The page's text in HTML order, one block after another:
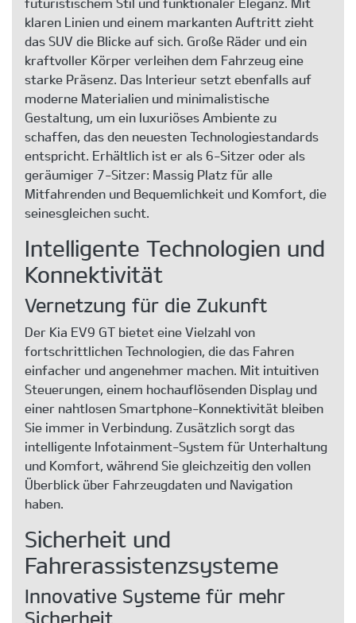
futuristischem Stil und funktionaler Eleganz. Mit
klaren Linien und einem markanten Auftritt zieht
das SUV die Blicke auf sich. Große Räder und ein
kraftvoller Körper verleihen dem Fahrzeug eine
starke Präsenz. Das Interieur setzt ebenfalls auf
moderne Materialien und minimalistische
Gestaltung, um ein luxuriöses Ambiente zu
schaffen, das den neuesten Technologiestandards
entspricht. Erhältlich ist er als 6-Sitzer oder als
geräumiger 7-Sitzer: Massig Platz für alle
Mitfahrenden und Bequemlichkeit und Komfort, die
seinesgleichen sucht.
Intelligente Technologien und
Konnektivität
Vernetzung für die Zukunft
Der Kia EV9 GT bietet eine Vielzahl von
fortschrittlichen Technologien, die das Fahren
einfacher und angenehmer machen. Mit intuitiven
Steuerungen, einem hochauflösenden Display und
einer nahtlosen Smartphone-Konnektivität bleiben
Sie immer in Verbindung. Zusätzlich sorgt das
intelligente Infotainment-System für Unterhaltung
und Komfort, während Sie gleichzeitig den vollen
Überblick über Fahrzeugdaten und Navigation
haben.
Sicherheit und
Fahrerassistenzsysteme
Innovative Systeme für mehr
Sicherheit